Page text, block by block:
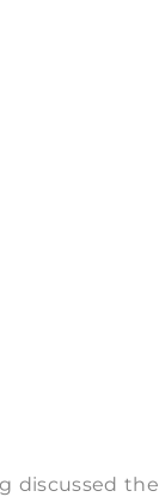
discussed the